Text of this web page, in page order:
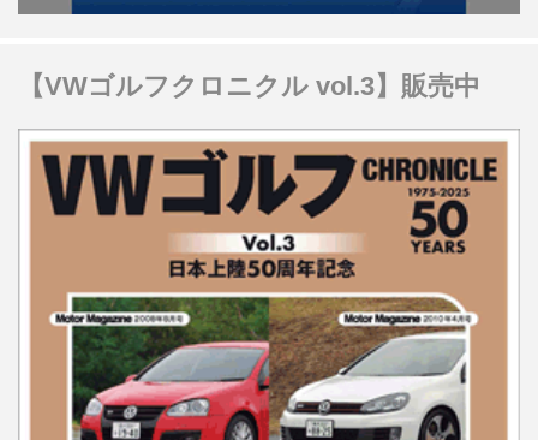
【VWゴルフクロニクル vol.3】販売中